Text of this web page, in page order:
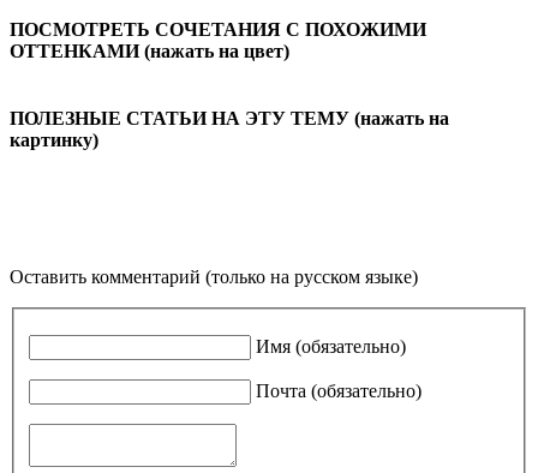
ПОСМОТРЕТЬ СОЧЕТАНИЯ С ПОХОЖИМИ
ОТТЕНКАМИ (нажать на цвет)
ПОЛЕЗНЫЕ СТАТЬИ НА ЭТУ ТЕМУ (нажать на
картинку)
Оставить комментарий (только на русском языке)
Имя (обязательно)
Почта (обязательно)